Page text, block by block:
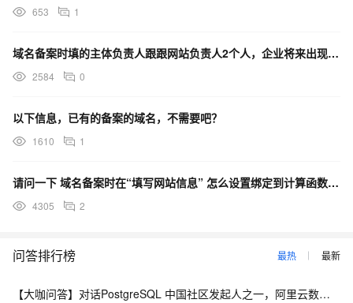
653 1
域名备案时填的主体负责人跟跟网站负责人2个人，企业将来出现经营风险谁承担
2584 0
以下信息，已有的备案的域名，不需要吧？
1610 1
请问一下 域名备案时在“填写网站信息” 怎么设置绑定到计算函数中呢 不想设置ECS。
4305 2
问答排行榜 最热 最新
【大咖问答】对话PostgreSQL 中国社区发起人之一，阿里云数据库高级专家 德哥